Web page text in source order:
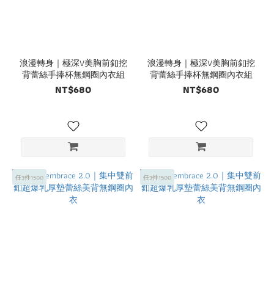
浪漫轉身｜極深V美胸前釦挖
背蕾絲手捧杯無鋼圈內衣組
NT$680
浪漫轉身｜極深V美胸前釦挖
背蕾絲手捧杯無鋼圈內衣組
NT$680
任3件1500 任3件1500